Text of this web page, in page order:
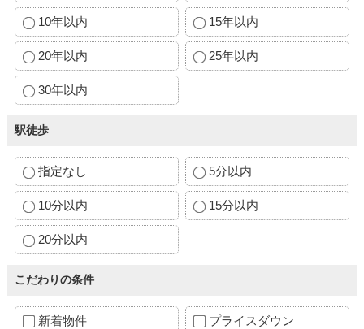
10年以内 15年以内
20年以内 25年以内
30年以内
駅徒歩
指定なし 5分以内
10分以内 15分以内
20分以内
こだわりの条件
新着物件 プライスダウン